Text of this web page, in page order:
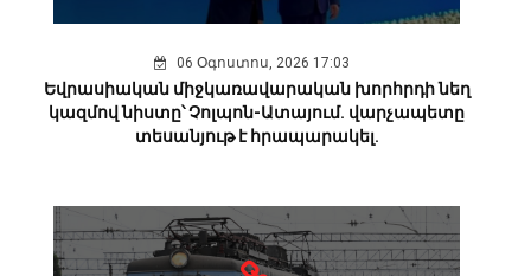
06 Օգոստոս, 2026 17:03
Եվրասիական միջկառավարական խորհրդի նեղ
կազմով նիստը՝ Չոլպոն-Ատայում. վարչապետը
տեսանյութ է հրապարակել.